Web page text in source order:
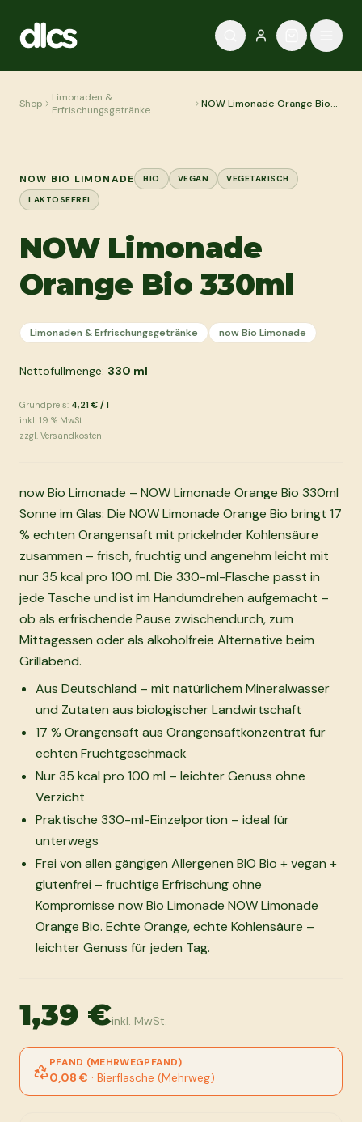
Shop
Limonaden &
Erfrischungsgetränke
NOW Limonade Orange Bio
NOW BIO LIMONADE BIO VEGAN
VEGETARISCH
LAKTOSEFREI
NOW Limonade
Orange Bio 330ml
Limonaden & Erfrischungsgetränke now Bio Limonade
Nettofüllmenge: 330 ml
Grundpreis: 4,21 € / l
inkl. 19 % MwSt.
zzgl. Versandkosten
now Bio Limonade – NOW Limonade Orange Bio 330ml
Sonne im Glas: Die NOW Limonade Orange Bio bringt 17
% echten Orangensaft mit prickelnder Kohlensäure
zusammen – frisch, fruchtig und angenehm leicht mit
nur 35 kcal pro 100 ml. Die 330-ml-Flasche passt in
jede Tasche und ist im Handumdrehen aufgemacht –
ob als erfrischende Pause zwischendurch, zum
Mittagessen oder als alkoholfreie Alternative beim
Grillabend.
Aus Deutschland – mit natürlichem Mineralwasser
und Zutaten aus biologischer Landwirtschaft
17 % Orangensaft aus Orangensaftkonzentrat für
echten Fruchtgeschmack
Nur 35 kcal pro 100 ml – leichter Genuss ohne
Verzicht
Praktische 330-ml-Einzelportion – ideal für
unterwegs
Frei von allen gängigen Allergenen BIO Bio + vegan +
glutenfrei – fruchtige Erfrischung ohne
Kompromisse now Bio Limonade NOW Limonade
Orange Bio. Echte Orange, echte Kohlensäure –
leichter Genuss für jeden Tag.
1,39 €inkl. MwSt.
PFAND (MEHRWEGPFAND)
0,08 € · Bierflasche (Mehrweg)